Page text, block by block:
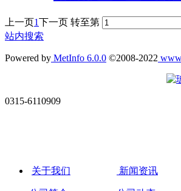
上一页1下一页 转至第
站内搜索
Powered by MetInfo 6.0.0 ©2008-2022
0315-6110909
关于我们 新闻资讯